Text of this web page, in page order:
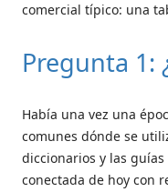
comercial típico: una
Pregunta 1:
Había una vez una
comunes dónde se
diccionarios y las
conectada de hoy con